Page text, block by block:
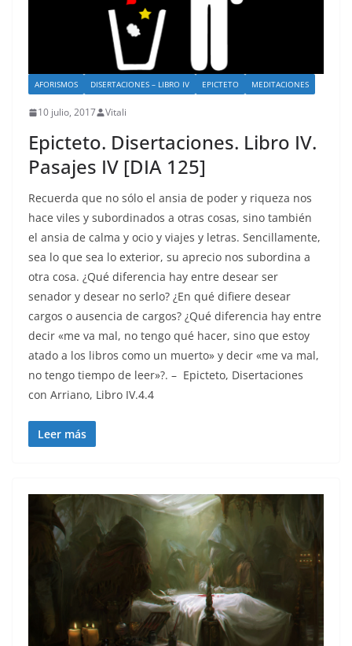
AFORISMOS DISERTACIONES – LIBRO IV EPICTETO MEDITACIONES
10 julio, 2017 Vitali
Epicteto. Disertaciones. Libro IV.
Pasajes IV [DIA 125]
Recuerda que no sólo el ansia de poder y riqueza nos
hace viles y subordinados a otras cosas, sino también
el ansia de calma y ocio y viajes y letras. Sencillamente,
sea lo que sea lo exterior, su aprecio nos subordina a
otra cosa. ¿Qué diferencia hay entre desear ser
senador y desear no serlo? ¿En qué difiere desear
cargos o ausencia de cargos? ¿Qué diferencia hay entre
decir «me va mal, no tengo qué hacer, sino que estoy
atado a los libros como un muerto» y decir «me va mal,
no tengo tiempo de leer»?. – Epicteto, Disertaciones
con Arriano, Libro IV.4.4
Leer más